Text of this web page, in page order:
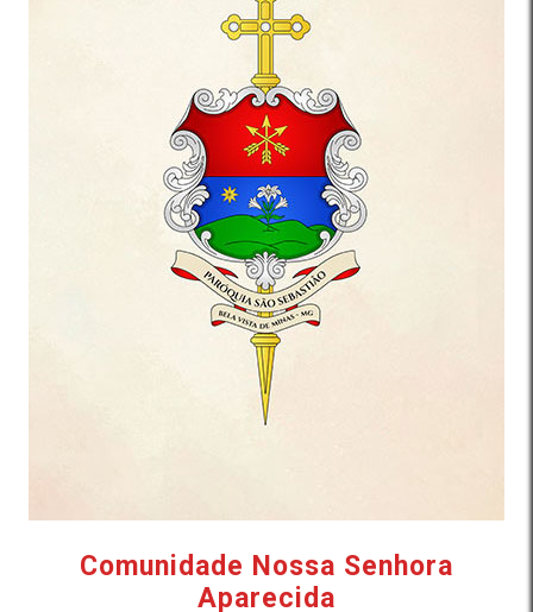
Comunidade Nossa Senhora
Aparecida